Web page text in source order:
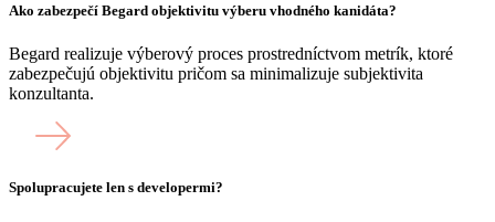
Ako zabezpečí Begard objektivitu výberu vhodného kanidáta?
Begard realizuje výberový proces prostredníctvom metrík, ktoré
zabezpečujú objektivitu pričom sa minimalizuje subjektivita
konzultanta.
Spolupracujete len s developermi?